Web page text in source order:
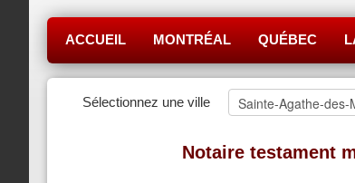
ACCUEIL MONTRÉAL QUÉBEC
Sélectionnez une ville
Notaire testament